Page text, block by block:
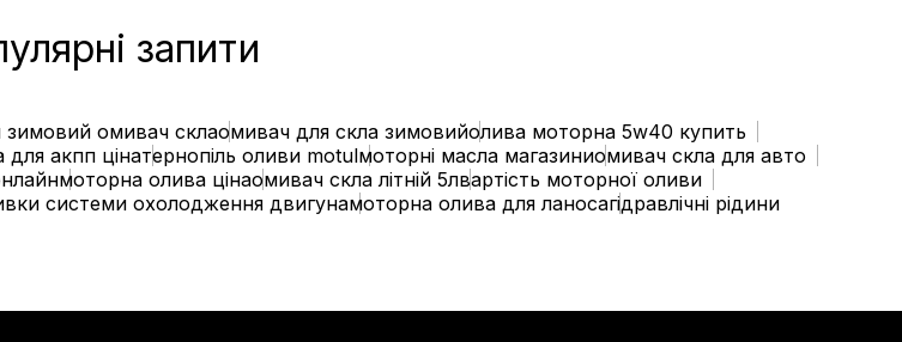
запити
зимовий омивач склаомивач для скла зимовийолива моторна 5w40 купить
для акпп цінатернопіль оливи motulмоторні масла магазиниомивач скла для авто
моторна олива цінаомивач скла літній 5лвартість моторної оливи
системи охолодження двигунамоторна олива для ланосагідравлічні рідини